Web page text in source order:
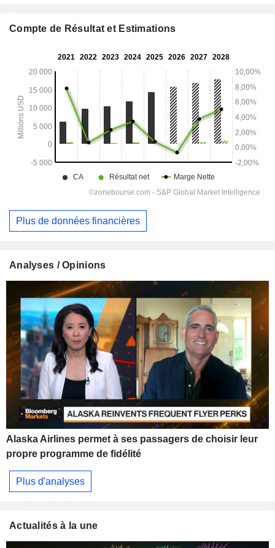
Compte de Résultat et Estimations
Plus de données financières
Analyses / Opinions
Alaska Airlines permet à ses passagers de choisir leur
propre programme de fidélité
Plus d'analyses
Actualités à la une